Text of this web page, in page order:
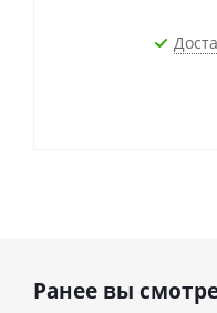
Ранее вы